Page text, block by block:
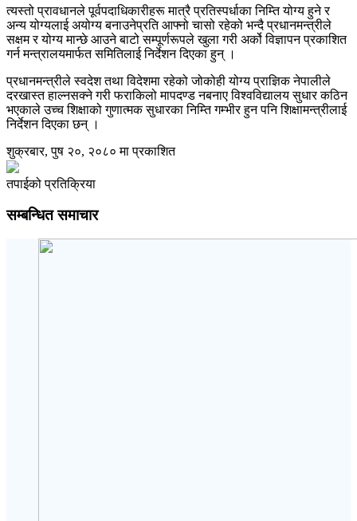
त्यस्तो प्रावधानले पूर्वपदाधिकारीहरू मात्रै प्रतिस्पर्धाका निम्ति योग्य हुने र
अन्य योग्यलाई अयोग्य बनाउनेप्रति आफ्नो चासो रहेको भन्दै प्रधानमन्त्रीले
सक्षम र योग्य मान्छे आउने बाटो सम्पूर्णरूपले खुला गरी अर्को विज्ञापन प्रकाशित
गर्न मन्त्रालयमार्फत समितिलाई निर्देशन दिएका हुन् ।
प्रधानमन्त्रीले स्वदेश तथा विदेशमा रहेको जोकोही योग्य प्राज्ञिक नेपालीले
दरखास्त हाल्नसक्ने गरी फराकिलो मापदण्ड नबनाए विश्वविद्यालय सुधार कठिन
भएकाले उच्च शिक्षाको गुणात्मक सुधारका निम्ति गम्भीर हुन पनि शिक्षामन्त्रीलाई
निर्देशन दिएका छन् ।
शुक्रबार, पुष २०, २०८० मा प्रकाशित
तपाईको प्रतिक्रिया
सम्बन्धित समाचार